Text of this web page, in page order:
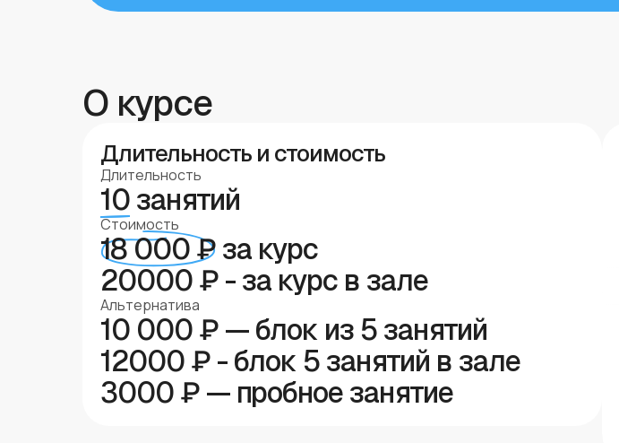
О курсе
Длительность и стоимость
Длительность
10занятий
Стоимость
18 000 ₽за курс
20000 ₽ - за курс в зале
Альтернатива
10 000 ₽ — блок из 5 занятий
12000 ₽ - блок 5 занятий в зале
3000 ₽ — пробное занятие